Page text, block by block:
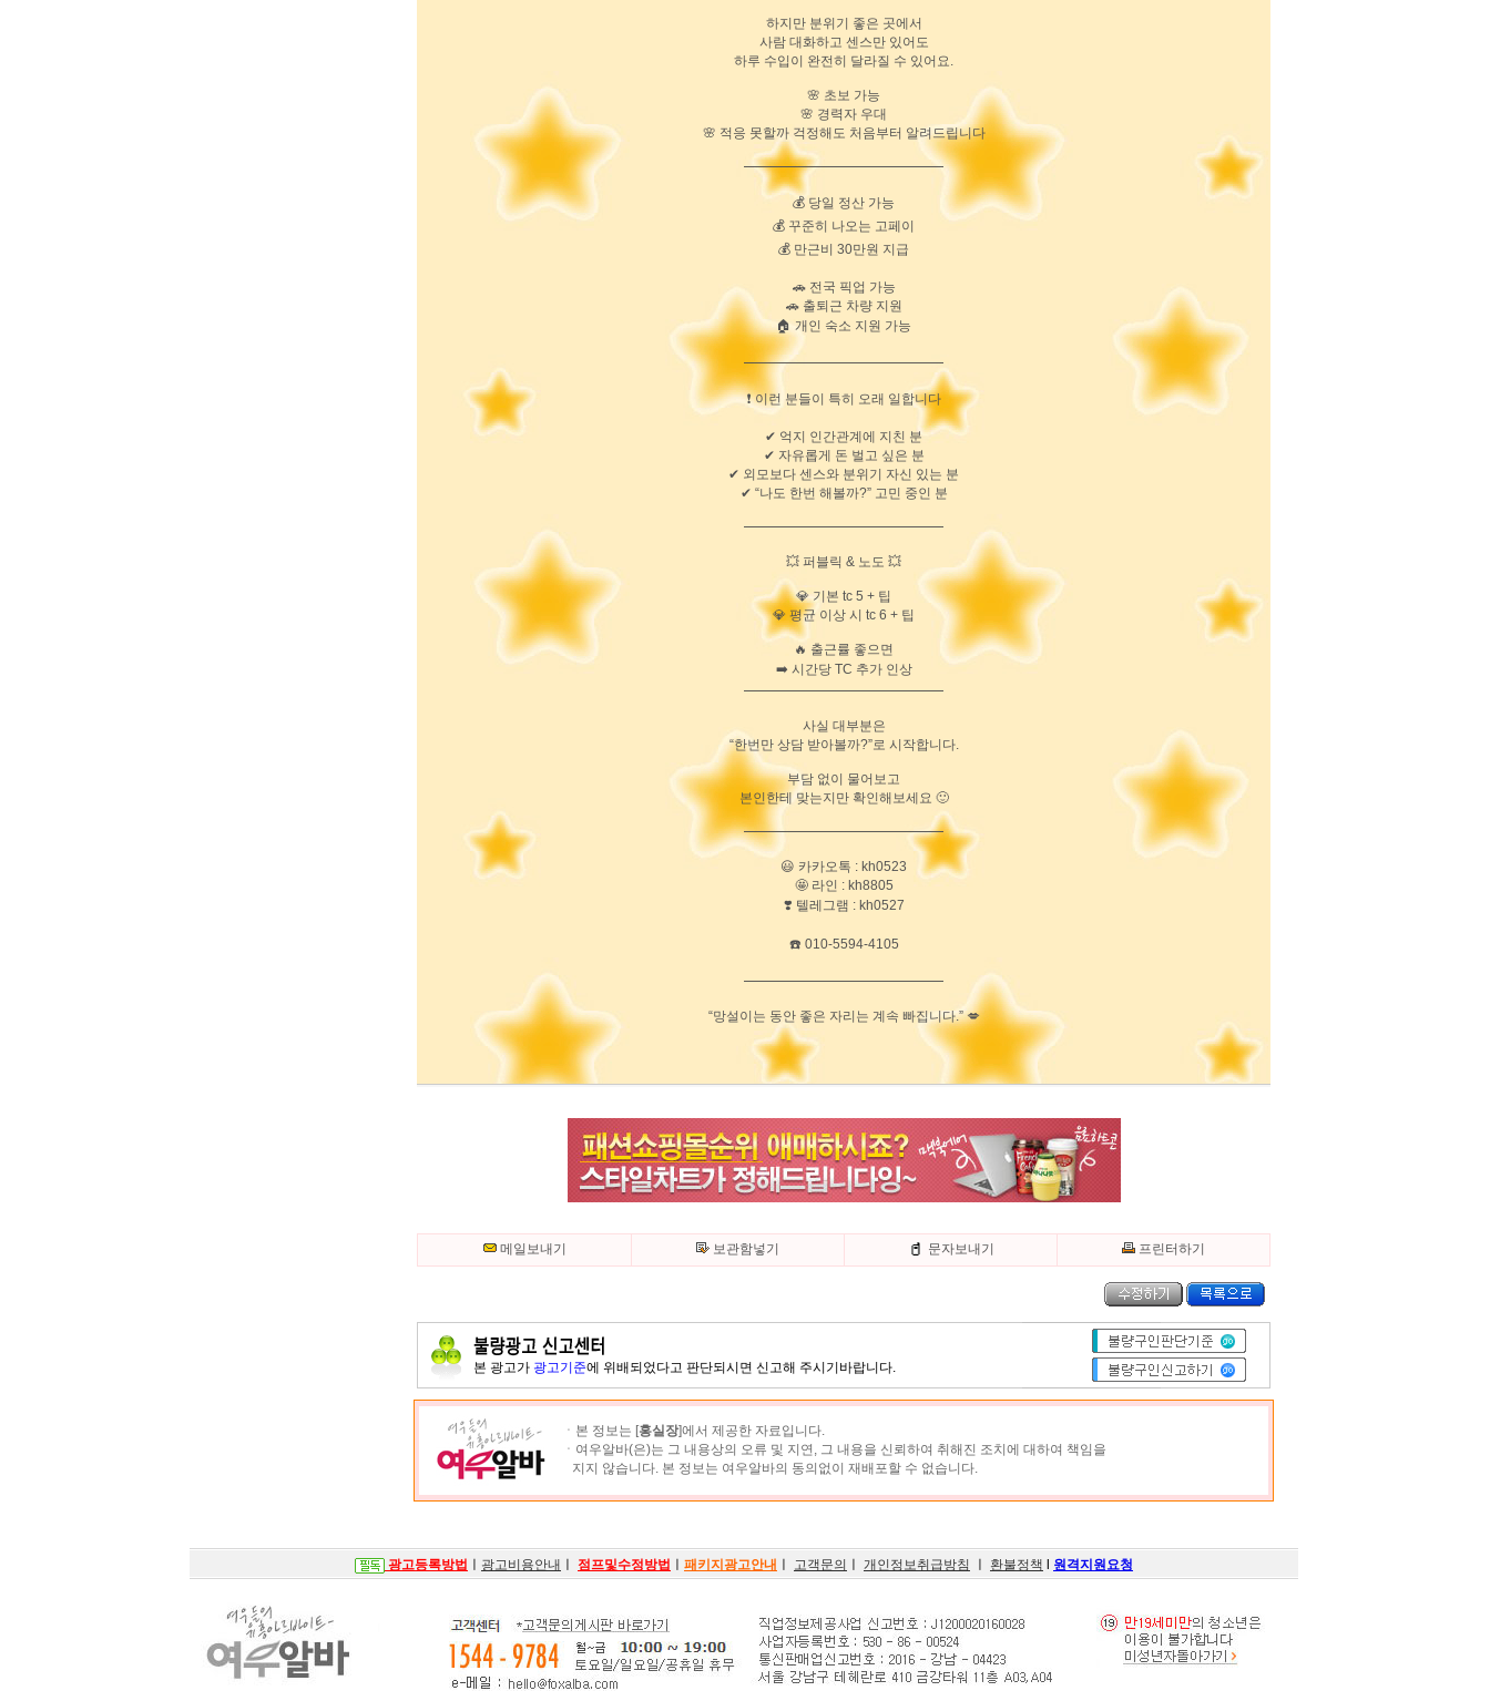
하지만 분위기 좋은 곳에서
사람 대화하고 센스만 있어도
하루 수입이 완전히 달라질 수 있어요.
🌸 초보 가능
🌸 경력자 우대
🌸 적응 못할까 걱정해도 처음부터 알려드립니다
━━━━━━━━━━━━━━━
💰 당일 정산 가능
💰 꾸준히 나오는 고페이
💰 만근비 30만원 지급
🚗 전국 픽업 가능
🚗 출퇴근 차량 지원
🏠 개인 숙소 지원 가능
━━━━━━━━━━━━━━━
❗ 이런 분들이 특히 오래 일합니다
✔ 억지 인간관계에 지친 분
✔ 자유롭게 돈 벌고 싶은 분
✔ 외모보다 센스와 분위기 자신 있는 분
✔ “나도 한번 해볼까?” 고민 중인 분
━━━━━━━━━━━━━━━
💥 퍼블릭 & 노도 💥
💎 기본 tc 5 + 팁
💎 평균 이상 시 tc 6 + 팁
🔥 출근률 좋으면
➡️ 시간당 TC 추가 인상
━━━━━━━━━━━━━━━
사실 대부분은
“한번만 상담 받아볼까?”로 시작합니다.
부담 없이 물어보고
본인한테 맞는지만 확인해보세요 🙂
━━━━━━━━━━━━━━━
😃 카카오톡 : kh0523
🤩 라인 : kh8805
❣️ 텔레그램 : kh0527
☎️ 010-5594-4105
━━━━━━━━━━━━━━━
“망설이는 동안 좋은 자리는 계속 빠집니다.” 💋
메일보내기 보관함넣기 문자보내기 프린터하기
본 광고가 광고기준에 위배되었다고 판단되시면 신고해 주시기바랍니다.
ㆍ본 정보는 [홍실장]에서 제공한 자료입니다.
ㆍ여우알바(은)는 그 내용상의 오류 및 지연, 그 내용을 신뢰하여 취해진 조치에 대하여 책임을
지지 않습니다. 본 정보는 여우알바의 동의없이 재배포할 수 없습니다.
광고등록방법 광고비용안내 점프및수정방법 패키지광고안내 고객문의 개인정보취급방침 환불정책 원격지원요청